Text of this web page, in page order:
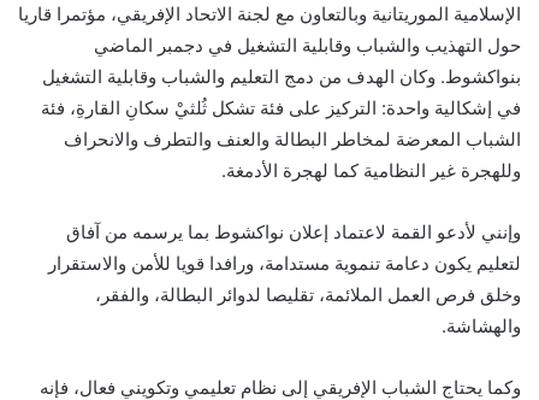
الإسلامية الموريتانية وبالتعاون مع لجنة الاتحاد الإفريقي، مؤتمرا قاريا
حول التهذيب والشباب وقابلية التشغيل في دجمبر الماضي
بنواكشوط. وكان الهدف من دمج التعليم والشباب وقابلية التشغيل
في إشكالية واحدة: التركيز على فئة تشكل ثُلثيْ سكانِ القارةِ، فئة
الشباب المعرضة لمخاطر البطالة والعنف والتطرف والانحراف
وللهجرة غير النظامية كما لهجرة الأدمغة.
وإنني لأدعو القمة لاعتماد إعلان نواكشوط بما يرسمه من آفاق
لتعليم يكون دعامة تنموية مستدامة، ورافدا قويا للأمن والاستقرار
وخلق فرص العمل الملائمة، تقليصا لدوائر البطالة، والفقر،
والهشاشة.
وكما يحتاج الشباب الإفريقي إلى نظام تعليمي وتكويني فعال، فإنه